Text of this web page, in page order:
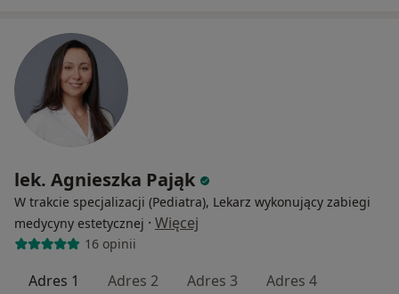
lek. Agnieszka Pająk
W trakcie specjalizacji (Pediatra), Lekarz wykonujący zabiegi
medycyny estetycznej · Więcej
16 opinii
Adres 1 Adres 2 Adres 3 Adres 4